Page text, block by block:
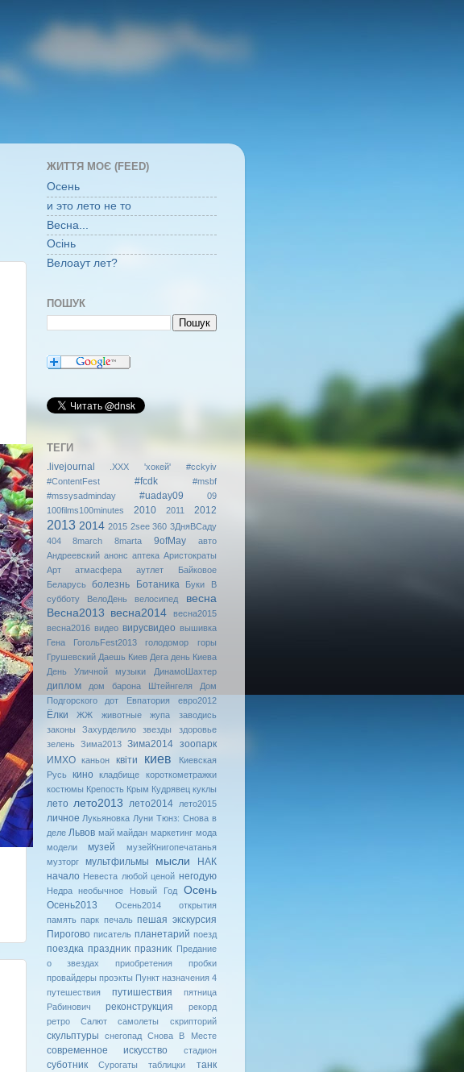
ЖИТТЯ МОЄ (FEED)
Осень
и это лето не то
Весна...
Осінь
Велоаут лет?
ПОШУК
ТЕГИ
.livejournal .XXX 'хокей'
#cckyiv
#ContentFest
#fcdk
#msbf
#mssysadminday
#uaday09
09
100films100minutes
2010 2011 2012
2013 2014 2015 2see 360 3ДняВСаду
404
8march 8marta 9ofMay
авто
Андреевский анонс аптека Аристократы
Арт
атмасфера аутлет
Байковое
Беларусь
болезнь Ботаника Буки
В
субботу
ВелоДень велосипед
весна
Весна2013 весна2014
весна2015
весна2016 видео вирусвидео вышивка
Гена
ГогольFest2013 голодомор
горы
Грушевский Даешь Киев Дега день Киева
День Уличной музыки
ДинамоШахтер
диплом дом барона Штейнгеля
Дом
Подгорского
дот Евпатория евро2012
Ёлки ЖЖ животные жупа
заводись
законы
Захурделило звезды
здоровье
зелень
Зима2013 Зима2014 зоопарк
ИМХО
каньон квiти киев
Киевская
Русь
кино кладбище
короткометражки
костюмы Крепость Крым Кудрявец куклы
лето лето2013 лето2014 лето2015
личное Лукьяновка Луни Тюнз: Снова в
деле Львов май майдан маркетинг мода
модели
музей
музейКнигопечатанья
музторг
мультфильмы мысли
НАК
начало Невеста любой ценой негодую
Недра необычное Новый Год Осень
Осень2013 Осень2014
открытия
память парк печаль пешая экскурсия
Пирогово писатель планетарий поезд
поездка праздник празник Предание
о звездах
приобретения
пробки
провайдеры проэкты Пункт назначения 4
путешествия
путишествия
пятница
Рабинович
реконструкция
рекорд
ретро
Салют самолеты скрипторий
скульптуры снегопад Снова В Месте
современное искусство стадион
суботник Сурогаты таблицки танк